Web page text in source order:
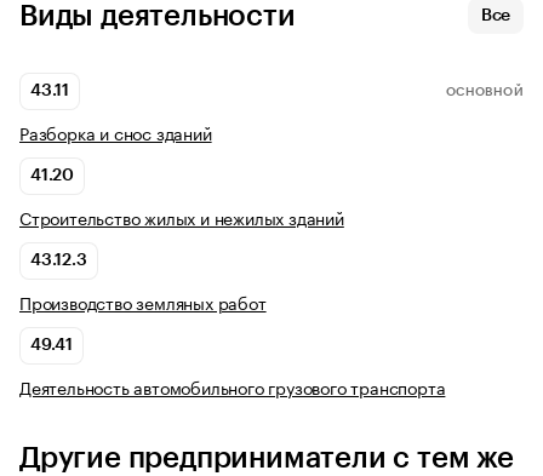
Виды деятельности Все
43.11 ОСНОВНОЙ
Разборка и снос зданий
41.20
Строительство жилых и нежилых зданий
43.12.3
Производство земляных работ
49.41
Деятельность автомобильного грузового транспорта
Другие предприниматели с тем же